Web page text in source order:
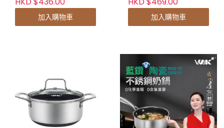
加入購物車 加入購物車